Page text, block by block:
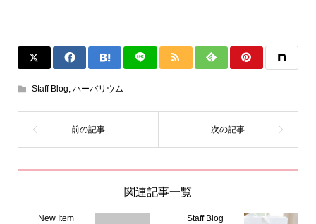
Staff Blog ハーバリウム
関連記事一覧
New Item Staff Blog